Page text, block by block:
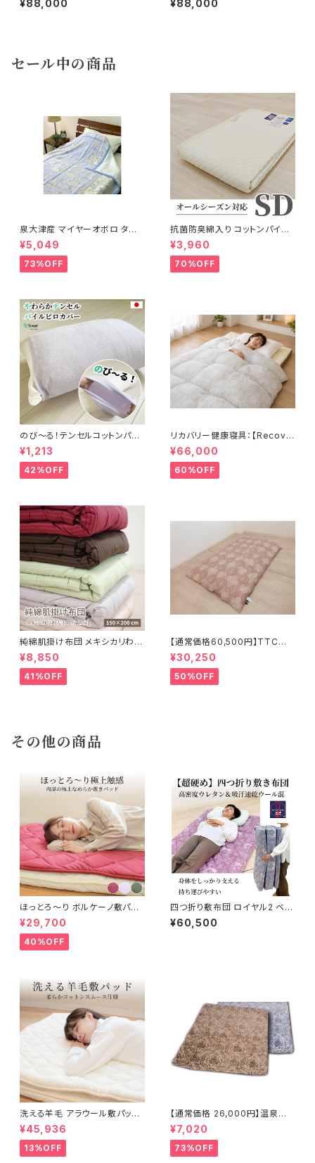
¥88,000 ¥88,000
セール中の商品
泉大津産 マイヤーオボロ タオ
ルケット 紋柄 日本製 140×200
cm
¥5,049
73%OFF
抗菌防臭綿入り コットンパイル
敷パッド 120×205cm
¥3,960
70%OFF
のび〜る！テンセルコットンパイ
ル・ピローカバー 32×52cm〜
43×63cm
¥1,213
42%OFF
リカバリー健康寝具：【Recove
rion】リカバリオン羽毛掛け布団
プラウシオン®加工
¥66,000
60%OFF
純綿肌掛け布団 メキシカリわた
1.0kg【ストライプサテン】
¥8,850
41%OFF
【通常価格60,500円】TTC立
体 羽毛ふとん ダウン85％ 1.2k
g 150×210cm
¥30,250
50%OFF
その他の商品
ほっとろ～り ボルケーノ敷パット
100×205cm
¥29,700
40%OFF
四つ折り敷布団 ロイヤル2 ベリ
ーハード 100×200cm
¥60,500
洗える羊毛 アラウール敷パッド
140×200cm
¥45,936
13%OFF
【通常価格 26,000円】温泉気
分ラグ ビアンカ 200×200cm
¥7,020
73%OFF